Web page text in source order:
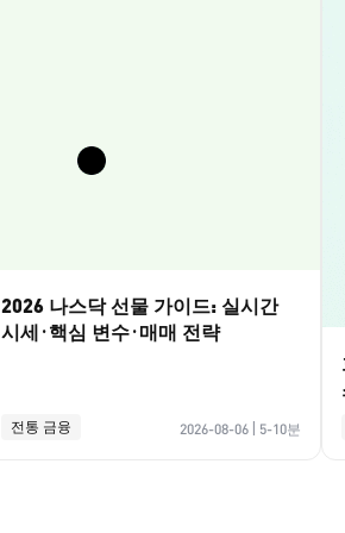
2026 나스닥 선물 가이드: 실시간
시세·핵심 변수·매매 전략
전통 금융 2026-08-06 5-10분